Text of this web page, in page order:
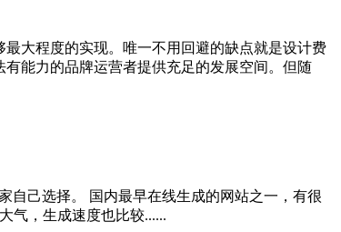
大程度的实现。唯一不用回避的缺点就是设计费
能力的品牌运营者提供充足的发展空间。但随
自己选择。 国内最早在线生成的网站之一，有很
气，生成速度也比较......